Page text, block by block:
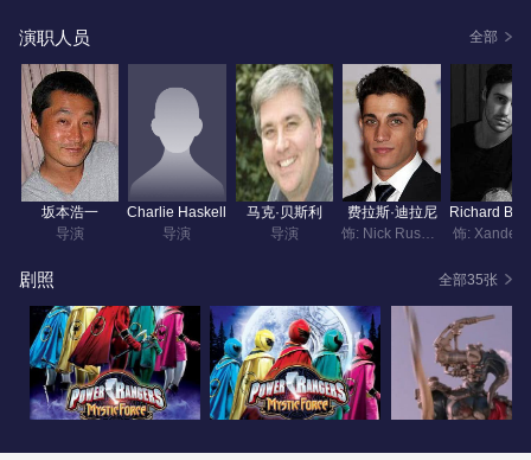
成穿白色战衣、似天使般的形态，很快打倒了妖怪。
回到家后，深雪向惊讶的孩子们解释，刚才打倒的妖怪是地底
冥府阴非路西亚的冥兽，曾为侵略地上界被“天空圣者”封印。自
己为与复活的阴非路西亚战斗，受天空圣者授予魔法，变身为
魔法使“魔法妈妈”。而且孩子们和她一样，都拥有魔法使的资
质。
演职人员 全部
坂本浩一
导演
Charlie Haskell
导演
马克·贝斯利
导演
费拉斯·迪拉尼
饰: Xander
剧照 全部35张